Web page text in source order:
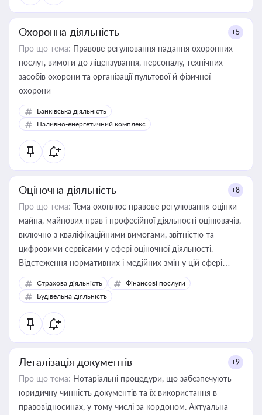
Охоронна діяльність +5
Про що тема: Правове регулювання надання охоронних
послуг, вимоги до ліцензування, персоналу, технічних
засобів охорони та організації пультової й фізичної
охорони
Банківська діяльність
Паливно-енергетичний комплекс
Оціночна діяльність +8
Про що тема: Тема охоплює правове регулювання оцінки
майна, майнових прав і професійної діяльності оцінювачів,
включно з кваліфікаційними вимогами, звітністю та
цифровими сервісами у сфері оціночної діяльності.
Відстеження нормативних і медійних змін у цій сфері
корисне для власника бізнесу, керівника, юриста або
бухгалтера під час оподаткування, приватизації, оренди
державного майна, корпоративних угод і перевірки
статусу суб'єктів оціночної діяльності
Страхова діяльність
Фінансові послуги
Будівельна діяльність
Легалізація документів +9
Про що тема: Нотаріальні процедури, що забезпечують
юридичну чинність документів та їх використання в
правовідносинах, у тому числі за кордоном. Актуальна